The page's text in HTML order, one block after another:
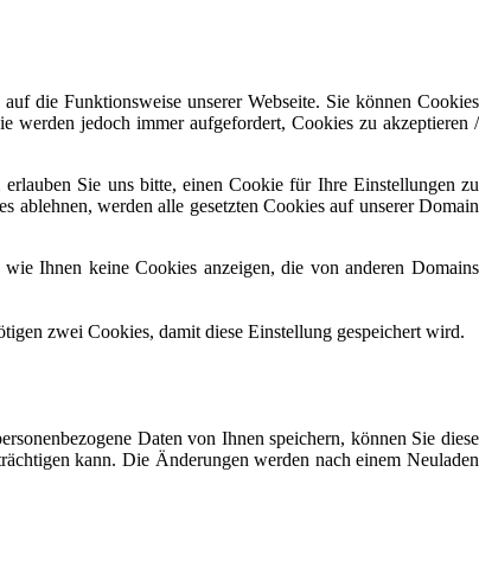
die Funktionsweise unserer Webseite. Sie können Cookies
werden jedoch immer aufgefordert, Cookies zu akzeptieren /
Sie uns bitte, einen Cookie für Ihre Einstellungen zu
ablehnen, werden alle gesetzten Cookies auf unserer Domain
Ihnen keine Cookies anzeigen, die von anderen Domains
zwei Cookies, damit diese Einstellung gespeichert wird.
Daten von Ihnen speichern, können Sie diese
kann. Die Änderungen werden nach einem Neuladen